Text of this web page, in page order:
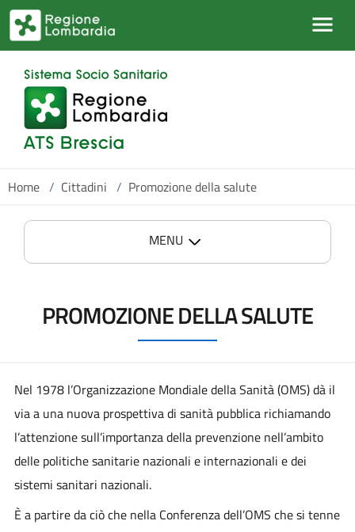
Salta al contenuto principale
Home / Cittadini / Promozione della salute
MENU
PROMOZIONE DELLA SALUTE
Nel 1978 l’Organizzazione Mondiale della Sanità (OMS) dà il
via a una nuova prospettiva di sanità pubblica richiamando
l’attenzione sull’importanza della prevenzione nell’ambito
delle politiche sanitarie nazionali e internazionali e dei
sistemi sanitari nazionali.
È a partire da ciò che nella Conferenza dell’OMS che si tenne